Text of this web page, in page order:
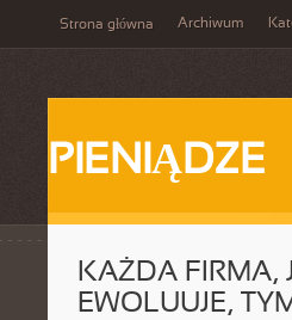
Strona główna Archiwum
PIENIĄDZE
KAŻDA FIRMA,
EWOLUUJE,